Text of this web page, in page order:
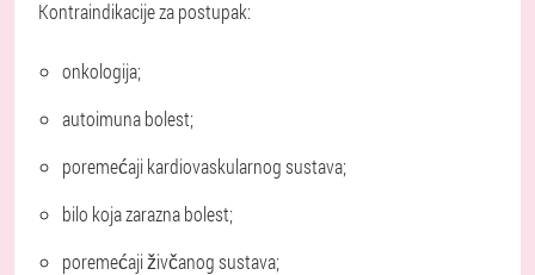
Kontraindikacije za postupak:
onkologija;
autoimuna bolest;
poremećaji kardiovaskularnog sustava;
bilo koja zarazna bolest;
poremećaji živčanog sustava;